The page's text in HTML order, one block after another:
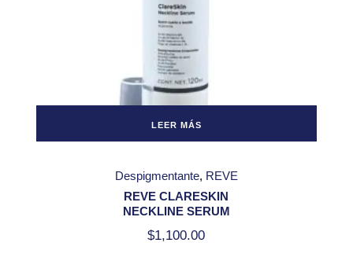
LEER MÁS
Despigmentante REVE
REVE CLARESKIN
NECKLINE SERUM
$1,100.00